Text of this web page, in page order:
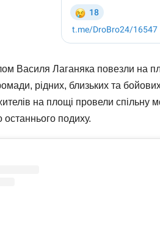
Василя Лаганяка повезли на
рідних, близьких та
на площі провели спільну
останнього подиху.